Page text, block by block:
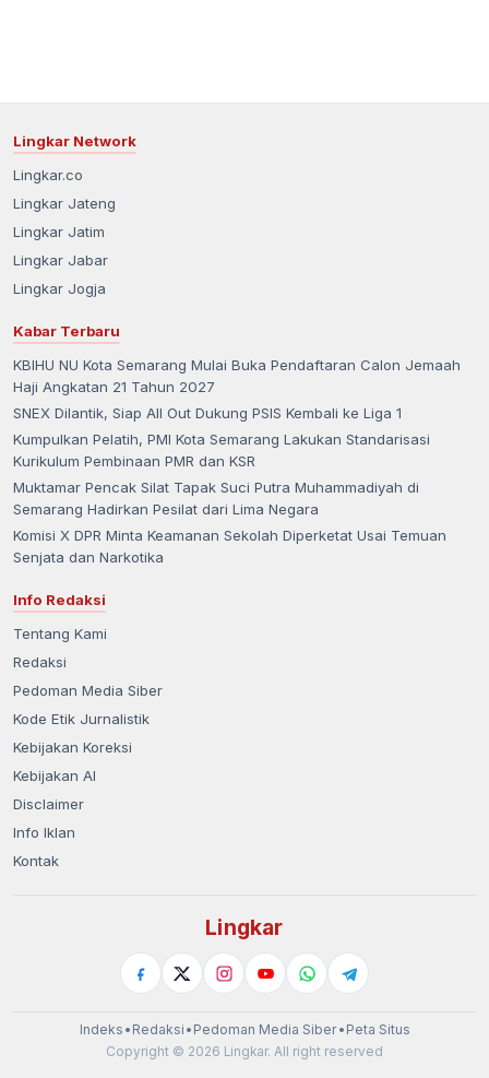
Lingkar Network
Lingkar.co
Lingkar Jateng
Lingkar Jatim
Lingkar Jabar
Lingkar Jogja
Kabar Terbaru
KBIHU NU Kota Semarang Mulai Buka Pendaftaran Calon Jemaah
Haji Angkatan 21 Tahun 2027
SNEX Dilantik, Siap All Out Dukung PSIS Kembali ke Liga 1
Kumpulkan Pelatih, PMI Kota Semarang Lakukan Standarisasi
Kurikulum Pembinaan PMR dan KSR
Muktamar Pencak Silat Tapak Suci Putra Muhammadiyah di
Semarang Hadirkan Pesilat dari Lima Negara
Komisi X DPR Minta Keamanan Sekolah Diperketat Usai Temuan
Senjata dan Narkotika
Info Redaksi
Tentang Kami
Redaksi
Pedoman Media Siber
Kode Etik Jurnalistik
Kebijakan Koreksi
Kebijakan AI
Disclaimer
Info Iklan
Kontak
Lingkar
Indeks • Redaksi • Pedoman Media Siber• Peta Situs
Copyright © 2026 Lingkar. All right reserved